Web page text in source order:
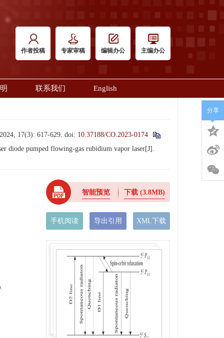
作者投稿 专家审稿 编辑办公 主编办公
联系我们 English
17(3): 617-629. doi: 10.37188/CO.2023-0174
diode pumped flowing-gas rubidium vapor laser[J].
智能预览 下载 (3.8MB)
手机阅读 导出引用 XML下载
分享